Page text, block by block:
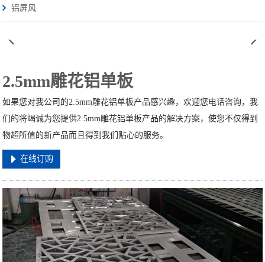
铝屏风
2.5mm雕花铝单板
如果您对我公司的2.5mm雕花铝单板产品感兴趣，欢迎您电话咨询，我
们的将竭诚为您提供2.5mm雕花铝单板产品的解决方案，使您不仅得到
物超所值的新产品而且得到我们贴心的服务。
在线订购